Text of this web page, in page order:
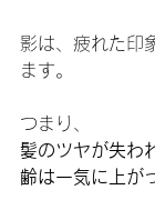
影は、疲れた印
ます。
つまり、
髪のツヤが失わ
齢は一気に上が